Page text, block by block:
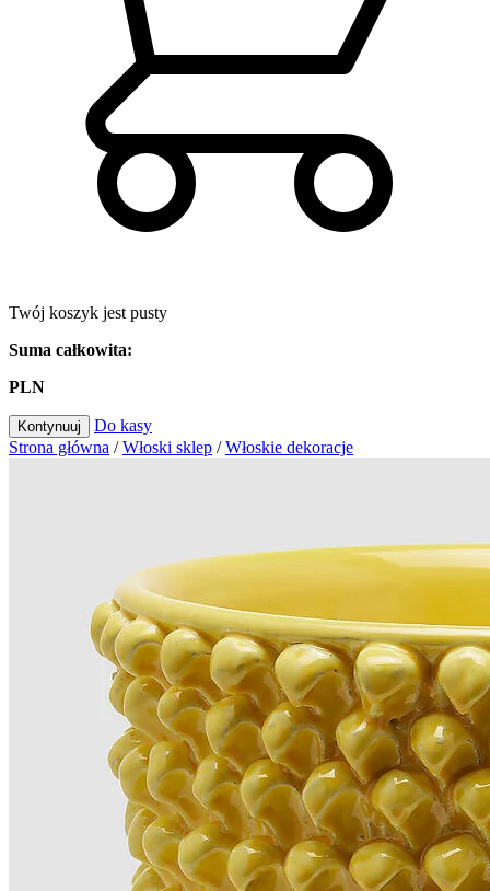
Twój koszyk jest pusty
Suma całkowita:
PLN
Kontynuuj
Do kasy
Strona główna /Włoski sklep /Włoskie dekoracje